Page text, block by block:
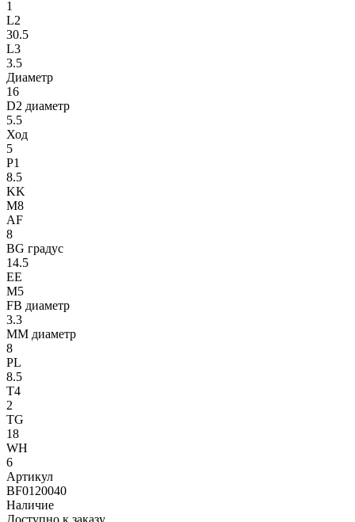
1
L2
30.5
L3
3.5
Диаметр
16
D2 диаметр
5.5
Ход
5
P1
8.5
KK
M8
AF
8
BG градус
14.5
EE
M5
FB диаметр
3.3
MM диаметр
8
PL
8.5
T4
2
TG
18
WH
6
Артикул
BF0120040
Наличие
Доступно к заказу